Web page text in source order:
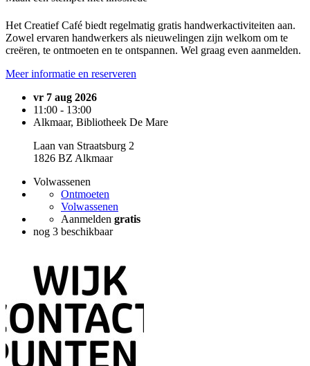
Het Creatief Café biedt regelmatig gratis handwerkactiviteiten aan.
Zowel ervaren handwerkers als nieuwelingen zijn welkom om te
creëren, te ontmoeten en te ontspannen. Wel graag even aanmelden.
Meer informatie en reserveren
vr 7 aug 2026
11:00 - 13:00
Alkmaar, Bibliotheek De Mare
Laan van Straatsburg 2
1826 BZ Alkmaar
Volwassenen
Ontmoeten
Volwassenen
Aanmelden gratis
nog 3 beschikbaar